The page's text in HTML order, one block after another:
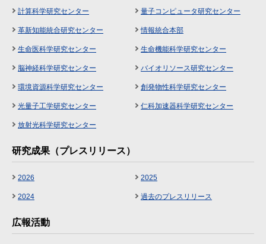
計算科学研究センター 量子コンピュータ研究センター
革新知能統合研究センター 情報統合本部
生命医科学研究センター 生命機能科学研究センター
脳神経科学研究センター バイオリソース研究センター
環境資源科学研究センター 創発物性科学研究センター
光量子工学研究センター 仁科加速器科学研究センター
放射光科学研究センター
研究成果（プレスリリース）
2026 2025
2024 過去のプレスリリース
広報活動